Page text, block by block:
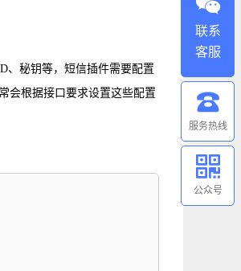
、秘钥等，短信插件需要配置
会根据接口要求设置这些配置
联系
客服
服务热线
公众号